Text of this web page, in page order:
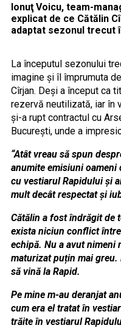
Ionuţ Voicu, team-
explicat de ce Cătălin
adaptat sezonul trecut
La începutul sezonului
imagine şi îl împrumuta
Cîrjan. Deşi a început ca
rezervă neutilizată, iar în
şi-a rupt contractul cu
Bucureşti, unde a
“Atât vreau să spun
anumite emisiuni oameni
cu vestiarul Rapidului și
mult decât respectat și
Cătălin a fost îndrăgit de
exista niciun conflict
echipă. Nu a avut nimeni
maturizat puțin mai greu.
să vină la Rapid.
Pe mine m-au deranjat
cum era el tratat în
trăite în vestiarul